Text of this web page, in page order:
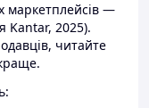
маркетплейсів —
Kantar, 2025).
читайте